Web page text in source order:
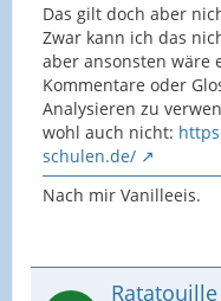
Das gilt doch aber
Zwar kann ich das
aber ansonsten wäre
Kommentare oder
Analysieren zu
wohl auch nicht:
schulen.de/
Nach mir Vanilleeis.
Ratatouille